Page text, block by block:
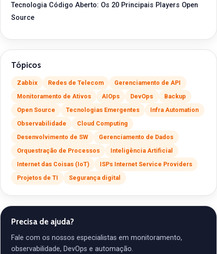
Tecnologia Código Aberto: Os 20 Principais Players Open
Source
Tópicos
Zabbix Redes de Telecom
Gerenciamento de API
Monitoramento de Ativos
AIOps DevOps
Backup
Open Source
Tecnologias Emergentes
Infra Automation
Observabilidade
Cloud Computing
Desenvolvimento de SW
Gerenciamento de Dados
Orquestração de Processos
Inteligência Artificial
Internet das Coisas (IoT)
ISPs Internet Service Providers
Projetos de TI
Segurança digital
Precisa de ajuda?
Fale com os nossos especialistas em monitoramento,
observabilidade, DevOps e automação.